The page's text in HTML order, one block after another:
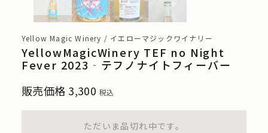
Yellow Magic Winery / イエローマジックワイナリー
YellowMagicWinery TEF no Night
Fever 2023‐テフノナイトフィーバー
販売価格 3,300 税込
ただいま品切れ中です。